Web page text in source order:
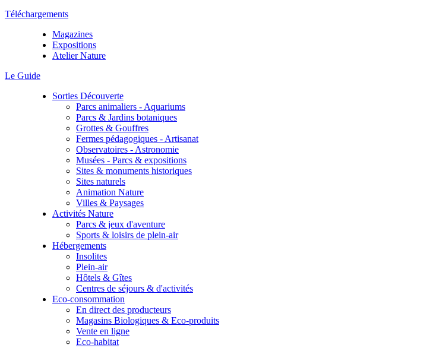
Téléchargements
Magazines
Expositions
Atelier Nature
Le Guide
Sorties Découverte
Parcs animaliers - Aquariums
Parcs & Jardins botaniques
Grottes & Gouffres
Fermes pédagogiques - Artisanat
Observatoires - Astronomie
Musées - Parcs & expositions
Sites & monuments historiques
Sites naturels
Animation Nature
Villes & Paysages
Activités Nature
Parcs & jeux d'aventure
Sports & loisirs de plein-air
Hébergements
Insolites
Plein-air
Hôtels & Gîtes
Centres de séjours & d'activités
Eco-consommation
En direct des producteurs
Magasins Biologiques & Eco-produits
Vente en ligne
Eco-habitat